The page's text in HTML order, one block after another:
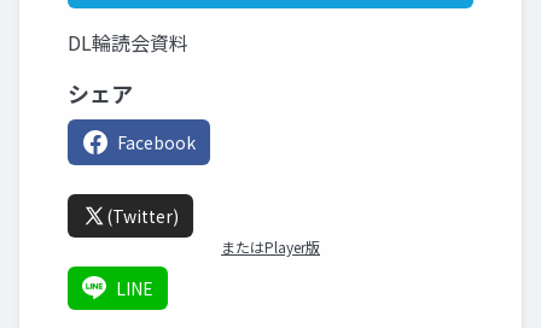
DL輪読会資料
シェア
Facebook
(Twitter)
またはPlayer版
LINE